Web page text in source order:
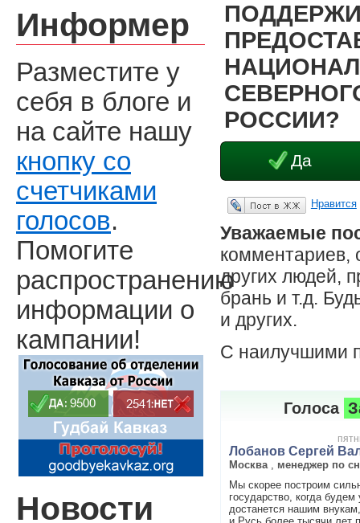
РОССИИ?
Да
Опубликовать в ЖЖ Нравится
Уважаемые
комментариев,
других людей,
брань и т.д.
и других.
С наилучшими
Голоса
Лобанов Сергей
Москва
менеджер по
Мы скорее построим
государство, когда
достанется нашим
Информер
Разместите у
себя в блоге и
на сайте нашу
кнопку со
счетчиками
голосов.
Помогите
распространению
информации о
кампании!
Новости